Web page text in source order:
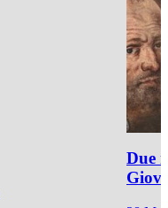
Due